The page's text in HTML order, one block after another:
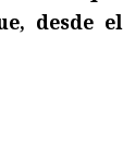
desde el